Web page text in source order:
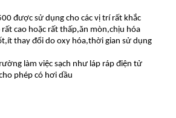
được sử dụng cho các vị trí rất khắc
cao hoặc rất thấp,ăn mòn,chịu hóa
thay đổi do oxy hóa,thời gian sử dụng
làm việc sạch như láp ráp điện tử
phép có hơi dầu